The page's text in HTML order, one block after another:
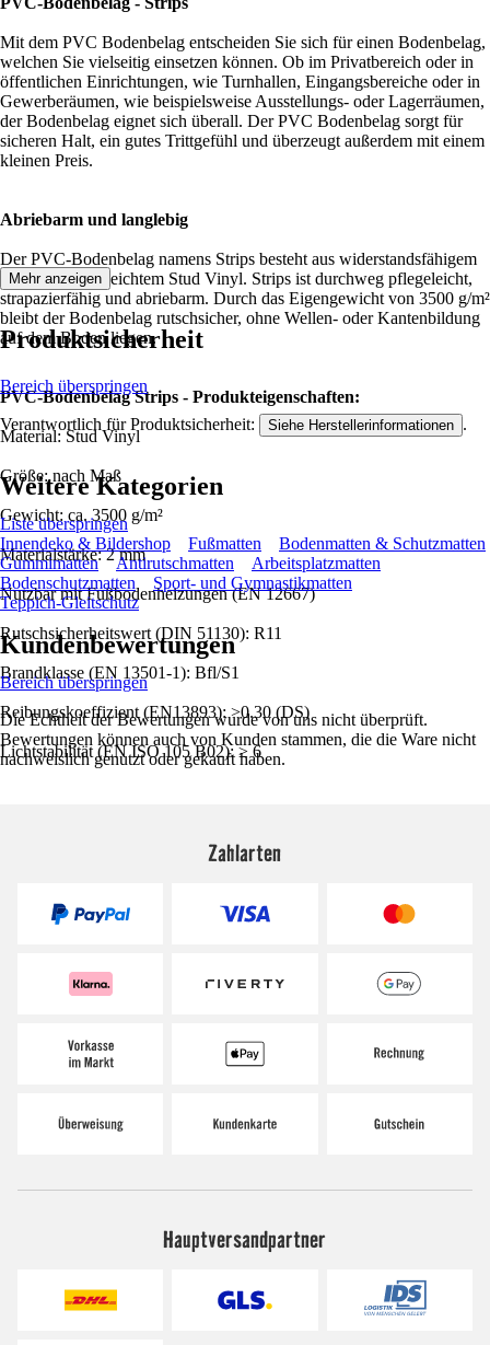
Mit dem PVC Bodenbelag entscheiden Sie sich für einen Bodenbelag,
welchen Sie vielseitig einsetzen können. Ob im Privatbereich oder in
öffentlichen Einrichtungen, wie Turnhallen, Eingangsbereiche oder in
Gewerberäumen, wie beispielsweise Ausstellungs- oder Lagerräumen,
der Bodenbelag eignet sich überall. Der PVC Bodenbelag sorgt für
sicheren Halt, ein gutes Trittgefühl und überzeugt außerdem mit einem
kleinen Preis.
Abriebarm und langlebig
Der PVC-Bodenbelag namens Strips besteht aus widerstandsfähigem
und sehr pflegeleichtem Stud Vinyl. Strips ist durchweg pflegeleicht,
strapazierfähig und abriebarm. Durch das Eigengewicht von 3500 g/m²
bleibt der Bodenbelag rutschsicher, ohne Wellen- oder Kantenbildung
auf dem Boden liegen.
PVC-Bodenbelag Strips - Produkteigenschaften:
Material: Stud Vinyl
Größe: nach Maß
Gewicht: ca. 3500 g/m²
Materialstärke: 2 mm
Nutzbar mit Fußbodenheizungen (EN 12667)
Rutschsicherheitswert (DIN 51130): R11
Brandklasse (EN 13501-1): Bfl/S1
Reibungskoeffizient (EN13893): >0.30 (DS)
Lichtstabilität (EN ISO 105 B02): ≥ 6
Mehr anzeigen
Produktsicherheit
Bereich überspringen
Verantwortlich für Produktsicherheit: Siehe Herstellerinformationen .
Weitere Kategorien
Liste überspringen
Innendeko & Bildershop
Fußmatten
Bodenmatten & Schutzmatten
Gummimatten
Antirutschmatten
Arbeitsplatzmatten
Bodenschutzmatten
Sport- und Gymnastikmatten
Teppich-Gleitschutz
Kundenbewertungen
Bereich überspringen
Die Echtheit der Bewertungen wurde von uns nicht überprüft.
Bewertungen können auch von Kunden stammen, die die Ware nicht
nachweislich genutzt oder gekauft haben.
Zahlarten
Hauptversandpartner